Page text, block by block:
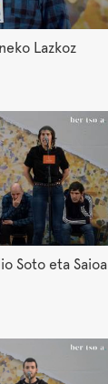
Lazkoz
Soto eta Saioa